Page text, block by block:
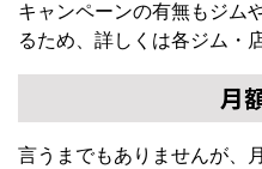
キャンペーンの有無もジム
るため、詳しくは各ジム・
月
言うまでもありませんが、